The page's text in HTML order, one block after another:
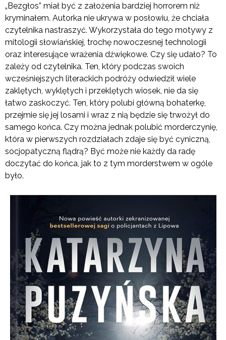
„Bezgłos” miał być z założenia bardziej horrorem niż
kryminałem. Autorka nie ukrywa w posłowiu, że chciała
czytelnika nastraszyć. Wykorzystała do tego motywy z
mitologii słowiańskiej, trochę nowoczesnej technologii
oraz interesujące wrażenia dźwiękowe. Czy się udało? To
zależy od czytelnika. Ten, który podczas swoich
wcześniejszych literackich podróży odwiedził wiele
zaklętych, wyklętych i przeklętych wiosek, nie da się
łatwo zaskoczyć. Ten, który polubi główną bohaterkę,
przejmie się jej losami i wraz z nią będzie się trwożył do
samego końca. Czy można jednak polubić morderczynię,
która w pierwszych rozdziałach zdaje się być cyniczną,
socjopatyczną flądrą? Być może nie każdy da radę
doczytać do końca, jak to z tym morderstwem w ogóle
było.